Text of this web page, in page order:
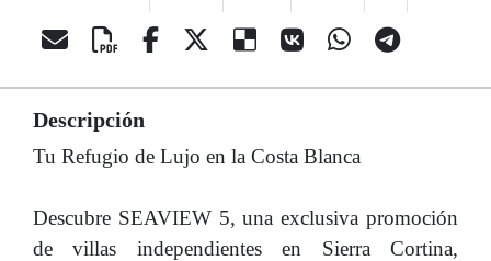
Descripción
Tu Refugio de Lujo en la Costa Blanca
Descubre SEAVIEW 5, una exclusiva promoción
de villas independientes en Sierra Cortina,